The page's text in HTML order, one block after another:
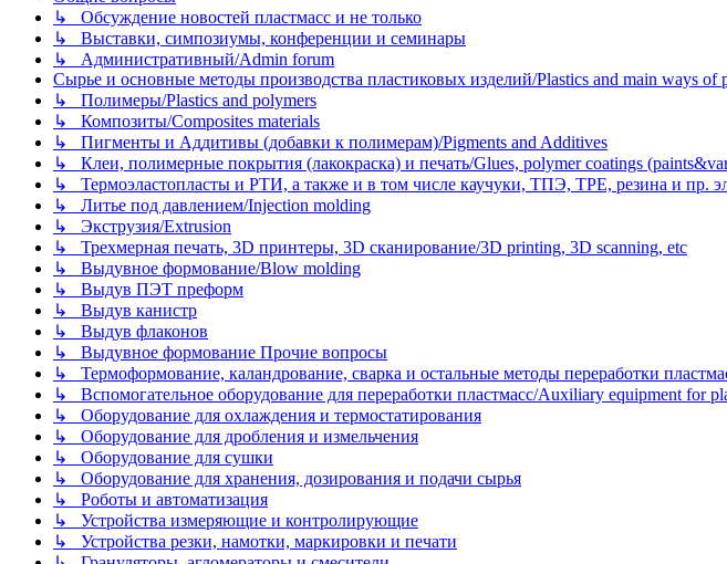
↳ Обсуждение новостей пластмасс и не только
↳ Выставки, симпозиумы, конференции и семинары
↳ Административный/Admin forum
Сырье и основные методы производства пластиковых изделий/Plastics and main ways of
↳ Полимеры/Plastics and polymers
↳ Композиты/Сomposites materials
↳ Пигменты и Аддитивы (добавки к полимерам)/Pigments and Additives
↳ Клеи, полимерные покрытия (лакокраска) и печать/Glues, polymer coatings
↳ Термоэластопласты и РТИ, а также и в том числе каучуки, ТПЭ, TPE, резина и пр.
↳ Литье под давлением/Injection molding
↳ Экструзия/Extrusion
↳ Трехмерная печать, 3D принтеры, 3D сканирование/3D printing, 3D scanning, etc
↳ Выдувное формование/Blow molding
↳ Выдув ПЭТ преформ
↳ Выдув канистр
↳ Выдув флаконов
↳ Выдувное формование Прочие вопросы
↳ Термоформование, каландрование, сварка и остальные методы переработки
↳ Вспомогательное оборудование для переработки пластмасс/Auxiliary equipment for
↳ Оборудование для охлаждения и термостатирования
↳ Оборудование для дробления и измельчения
↳ Оборудование для сушки
↳ Оборудование для хранения, дозирования и подачи сырья
↳ Роботы и автоматизация
↳ Устройства измеряющие и контролирующие
↳ Устройства резки, намотки, маркировки и печати